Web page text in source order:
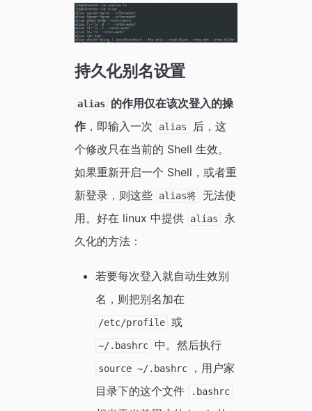
持久化别名设置
alias 的作用仅在该次登入的操
作，即输入一次 alias
后，这
个修改只在当前的 Shell 生效。
如果重新开启一个 Shell，或者重
新登录，则这些
alias将 无法使
用。好在 linux 中提供
alias
永
久化的方法：
若要每次登入就自动生效别
名，则把别名加在
/etc/profile 或
~/.bashrc 中。然后执行
source ~/.bashrc
，用户家
目录下的这个文件
.bashrc